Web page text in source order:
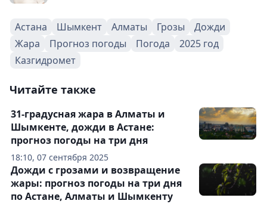
Астана Шымкент Алматы Грозы
Дожди
Жара
Прогноз погоды Погода
2025 год
Казгидромет
Читайте также
18:10, 07 сентября 2025
31-градусная жара в Алматы и
Шымкенте, дожди в Астане:
прогноз погоды на три дня
Дожди с грозами и возвращение
жары: прогноз погоды на три дня
по Астане, Алматы и Шымкенту